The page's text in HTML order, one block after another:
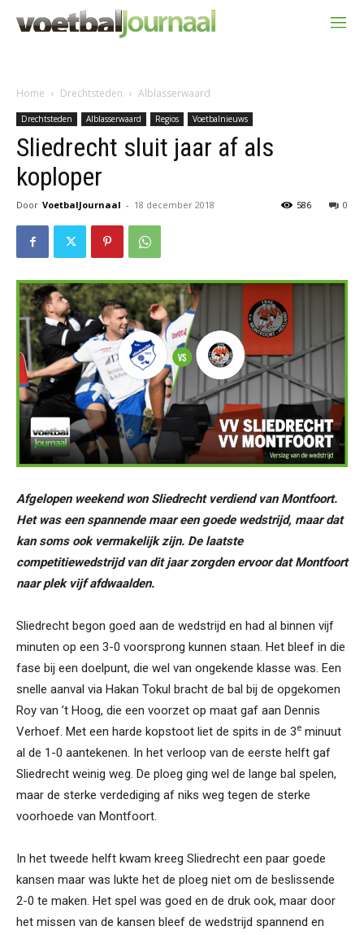
Home Drechtsteden Alblasserwaard
Drechtsteden Alblasserwaard Regios Voetbalnieuws
Sliedrecht sluit jaar af als
koploper
Door VoetbalJournaal - 18 december 2018 0
586
Afgelopen weekend won Sliedrecht verdiend van Montfoort.
Het was een spannende maar een goede wedstrijd, maar dat
kan soms ook vermakelijk zijn. De laatste
competitiewedstrijd van dit jaar zorgden ervoor dat Montfoort
naar plek vijf afdwaalden.
Sliedrecht begon goed aan de wedstrijd en had al binnen vijf
minuten op een 3-0 voorsprong kunnen staan. Het bleef in die
fase bij een doelpunt, die wel van ongekende klasse was. Een
snelle aanval via Hakan Tokul bracht de bal bij de opgekomen
Roy van ’t Hoog, die een voorzet op maat gaf aan Dennis
Verhoef. Met een harde kopstoot liet de spits in de 3e minuut
al de 1-0 aantekenen. In het verloop van de eerste helft gaf
Sliedrecht weinig weg. De ploeg ging wel de lange bal spelen,
maar de sterke verdediging af niks weg tegen de sterke
voorhoede van Montfoort.
In het tweede helft kwam kreeg Sliedrecht een paar goede
kansen maar was lukte het de ploeg niet om de beslissende
2-0 te maken. Het spel was goed en de druk ook, maar door
het missen van de kansen bleef de wedstrijd spannend en